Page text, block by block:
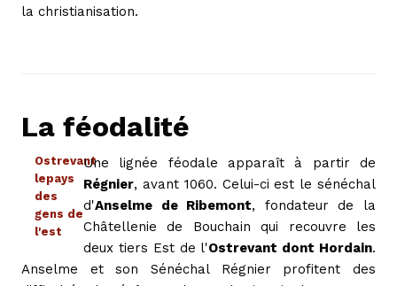
la christianisation.
La féodalité
Ostrevant
lepays
des
gens de
l'est
Une lignée féodale apparaît à partir de
Régnier, avant 1060. Celui-ci est le sénéchal
d'Anselme de Ribemont, fondateur de la
Châtellenie de Bouchain qui recouvre les
deux tiers Est de l'Ostrevant dont Hordain.
Anselme et son Sénéchal Régnier profitent des